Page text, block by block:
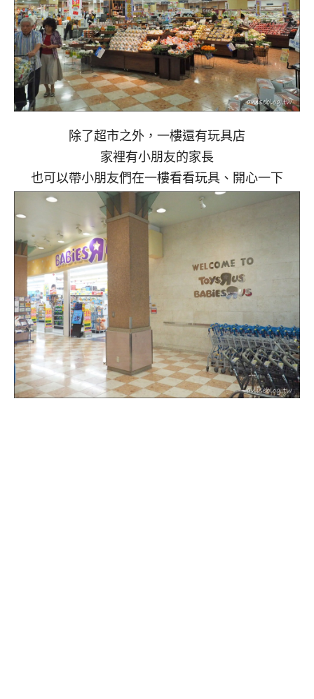
除了超市之外，一樓還有玩具店
家裡有小朋友的家長
也可以帶小朋友們在一樓看看玩具、開心一下